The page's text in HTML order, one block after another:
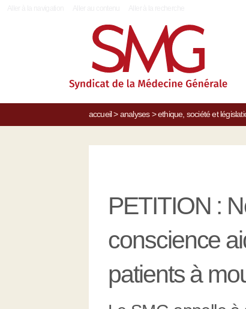
accueil> analyses> ethique, société et
PETITION :
conscience
patients à